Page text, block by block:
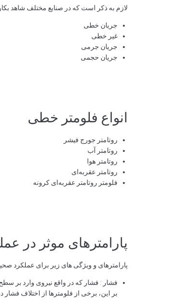
لازم به ذکر است که در صنایع مختلف شاهد
جریان خطی
غیر خطی
جریان جرمی
جریان حجمی
انواع فلومتر خطی
روتامتر جورج فیشر
روتامتر آب
روتامتر هوا
روتامتر عقربه‌ای
فلومتر روتامتر عقربه‌ای کرونه
پارامترهای موثر در
پارامترهای و ویژگی های زیر برای عملکرد
فشار : فشار که در واقع نیروی وارد بر
بر این، برخی از فلومترها از اختلاف